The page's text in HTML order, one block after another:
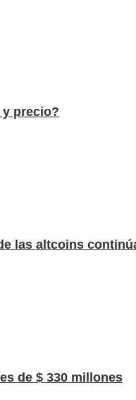
y precio?
las altcoins
de $ 330 millones